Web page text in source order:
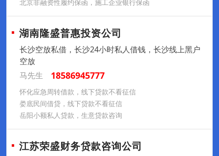
北京非融资性履约保函，施工企业银行保函
湖南隆盛普惠投资公司
长沙空放私借，长沙24小时私人借钱，长沙线上黑户
空放
马先生
18586945777
怀化应急周转借款，线下贷款不看征信
娄底民间借贷，线下贷款不看征信
岳阳小额私人贷款，生意贷款咨询
江苏荣盛财务贷款咨询公司